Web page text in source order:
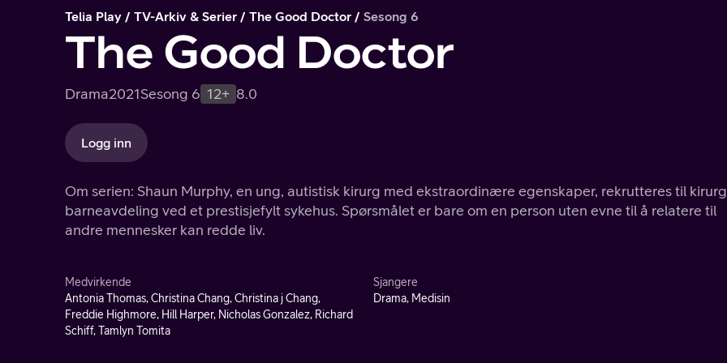
Telia Play TV-Arkiv & Serier The Good Doctor Sesong 6
The Good Doctor
Drama2021Sesong 6 12+ 8.0
Logg inn
Om serien: Shaun Murphy, en ung, autistisk kirurg med ekstraordinære egenskaper, rekrutteres til
barneavdeling ved et prestisjefylt sykehus. Spørsmålet er bare om en person uten evne til å relatere til
andre mennesker kan redde liv.
Medvirkende
Antonia Thomas, Christina Chang, Christina j Chang,
Freddie Highmore, Hill Harper, Nicholas Gonzalez, Richard
Schiff, Tamlyn Tomita
Sjangere
Drama, Medisin